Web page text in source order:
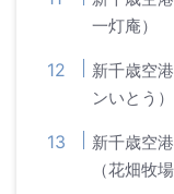
一灯庵）
新千歳空
ンいとう）
新千歳空
（花畑牧場